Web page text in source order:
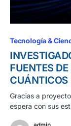
Tecnología &
FUENTES
CUÁNTICOS
Gracias a
espera con sus